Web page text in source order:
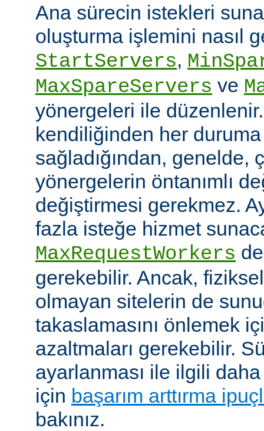
Ana sürecin istekleri
oluşturma işlemini nasıl
StartServers,
MaxSpareServers ve
yönergeleri ile
kendiliğinden her
sağladığından, genelde,
yönergelerin öntanımlı
değiştirmesi gerekmez.
fazla isteğe hizmet
MaxRequestWorkers
gerekebilir. Ancak,
olmayan sitelerin de
takaslamasını önlemek
azaltmaları gerekebilir.
ayarlanması ile ilgili
için başarım arttırma
bakınız.